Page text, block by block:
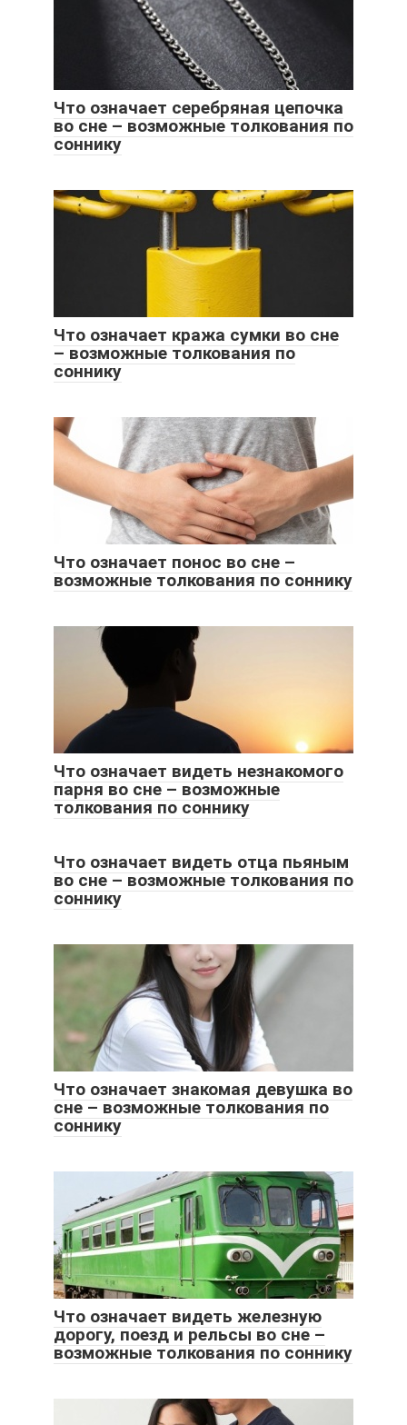
Что означает серебряная цепочка
во сне – возможные толкования по
соннику
Что означает кража сумки во сне
– возможные толкования по
соннику
Что означает понос во сне –
возможные толкования по соннику
Что означает видеть незнакомого
парня во сне – возможные
толкования по соннику
Что означает видеть отца пьяным
во сне – возможные толкования по
соннику
Что означает знакомая девушка во
сне – возможные толкования по
соннику
Что означает видеть железную
дорогу, поезд и рельсы во сне –
возможные толкования по соннику